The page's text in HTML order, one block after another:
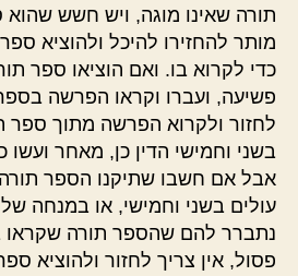
תורה שאינו מוגה, ויש חשש
מותר להחזירו להיכל ולהוציא
כדי לקרוא בו. ואם הוציאו ספר
פשיעה, ועברו וקראו הפרשה
לחזור ולקרוא הפרשה מתוך ספר
בשני וחמישי הדין כן, מאחר ועשו
אבל אם חשבו שתיקנו הספר
עולים בשני וחמישי, או במנחה
נתברר להם שהספר תורה שקראו
פסול, אין צריך לחזור ולהוציא